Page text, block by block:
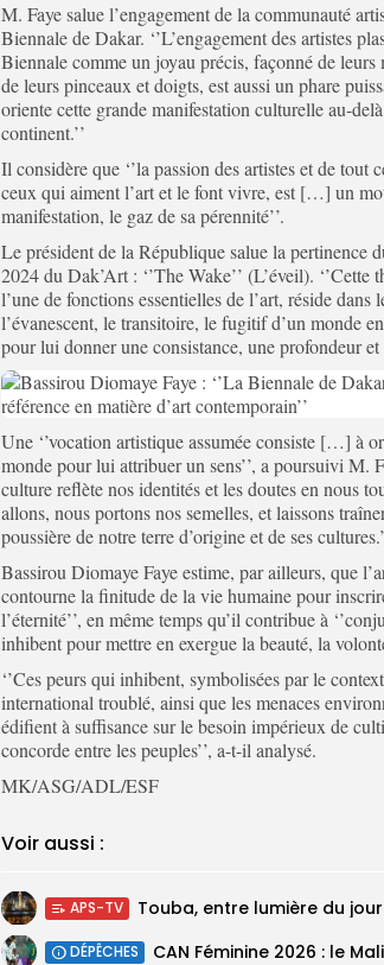
M. Faye salue l’engagement de la communauté
Biennale de Dakar. ‘’L’engagement des artistes
Biennale comme un joyau précis, façonné de leurs
de leurs pinceaux et doigts, est aussi un phare
oriente cette grande manifestation culturelle au-
continent.’’
Il considère que ‘’la passion des artistes et de tout
ceux qui aiment l’art et le font vivre, est […] un
manifestation, le gaz de sa pérennité’’.
Le président de la République salue la pertinence
2024 du Dak’Art : ‘’The Wake’’ (L’éveil). ‘’Cette
l’une de fonctions essentielles de l’art, réside dans
l’évanescent, le transitoire, le fugitif d’un monde
pour lui donner une consistance, une profondeur et
Une ‘’vocation artistique assumée consiste […] à
monde pour lui attribuer un sens’’, a poursuivi M.
culture reflète nos identités et les doutes en nous
allons, nous portons nos semelles, et laissons
poussière de notre terre d’origine et de ses
Bassirou Diomaye Faye estime, par ailleurs, que
contourne la finitude de la vie humaine pour
l’éternité’’, en même temps qu’il contribue à
inhibent pour mettre en exergue la beauté, la
‘’Ces peurs qui inhibent, symbolisées par le
international troublé, ainsi que les menaces
édifient à suffisance sur le besoin impérieux de
concorde entre les peuples’’, a-t-il analysé.
MK/ASG/ADL/ESF
Voir aussi :
APS-TV Touba, entre lumière du
DÉPÊCHES